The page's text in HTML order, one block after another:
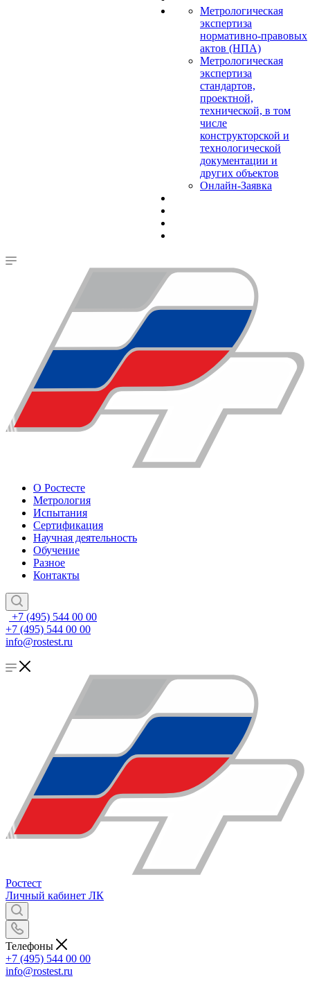
Метрологическая
экспертиза
нормативно-правовых
актов (НПА)
Метрологическая
экспертиза
стандартов,
проектной,
технической, в том
числе
конструкторской и
технологической
документации и
других объектов
Онлайн-Заявка
О Ростесте
Метрология
Испытания
Сертификация
Научная деятельность
Обучение
Разное
Контакты
+7 (495) 544 00 00
+7 (495) 544 00 00
info@rostest.ru
Ростест
Личный кабинет ЛК
Телефоны
+7 (495) 544 00 00
info@rostest.ru